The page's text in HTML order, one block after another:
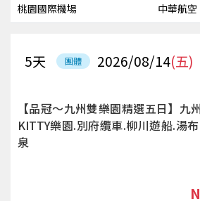
桃園國際機場 中華航空
團體 2026/08/14(五)
5天
【品冠～九州雙樂園精選五日】九
KITTY樂園.別府纜車.柳川遊船.湯
泉